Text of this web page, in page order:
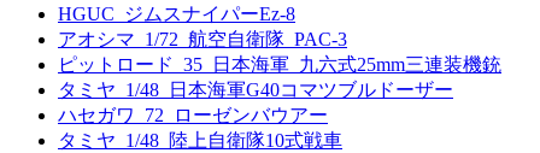
HGUC_ジムスナイパーEz-8
アオシマ_1/72_航空自衛隊_PAC-3
ピットロード_35_日本海軍_九六式25mm三連装機銃
タミヤ_1/48_日本海軍G40コマツブルドーザー
ハセガワ_72_ローゼンバウアー
タミヤ_1/48_陸上自衛隊10式戦車